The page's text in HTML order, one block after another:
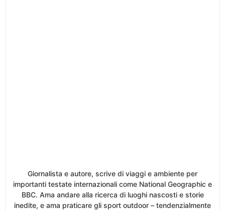
Giornalista e autore, scrive di viaggi e ambiente per
importanti testate internazionali come National Geographic e
BBC. Ama andare alla ricerca di luoghi nascosti e storie
inedite, e ama praticare gli sport outdoor – tendenzialmente